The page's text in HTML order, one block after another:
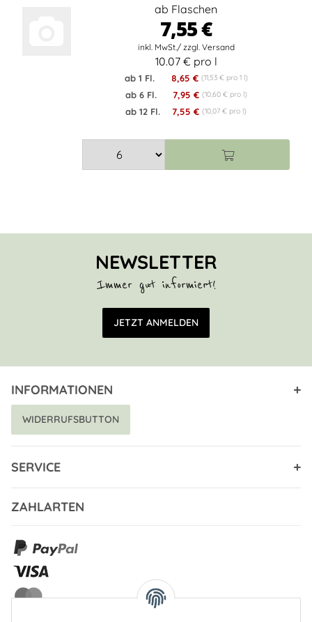
ab Flaschen
7,55 €
10.07 € pro l
ab 1 Fl. 8,65 € (11,53 € pro 1 l)
ab 6 Fl. 7,95 € (10,60 € pro l)
ab 12 Fl. 7,55 € (10,07 € pro l)
NEWSLETTER
Immer gut informiert!
E-Mail Adresse
JETZT ANMELDEN
INFORMATIONEN
WIDERRUFSBUTTON
SERVICE
ZAHLARTEN